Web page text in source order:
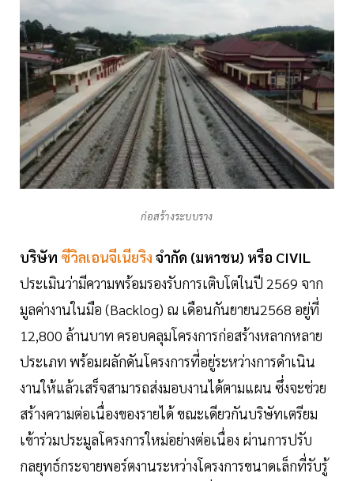
ก่อสร้างระบบราง
บริษัท ซีวิลเอนจีเนียริง จำกัด (มหาชน) หรือ CIVIL
ประเมินว่ามีความพร้อมรองรับการเติบโตในปี 2569 จาก
มูลค่างานในมือ (Backlog) ณ เดือนกันยายน2568 อยู่ที่
12,800 ล้านบาท ครอบคลุมโครงการก่อสร้างหลากหลาย
ประเภท พร้อมผลักดันโครงการที่อยู่ระหว่างการดำเนิน
งานให้แล้วเสร็จสามารถส่งมอบงานได้ตามแผน ซึ่งจะช่วย
สร้างความต่อเนื่องของรายได้ ขณะเดียวกันบริษัทเตรียม
เข้าร่วมประมูลโครงการใหม่อย่างต่อเนื่อง ผ่านการปรับ
กลยุทธ์กระจายพอร์ตงานระหว่างโครงการขนาดเล็กที่รับรู้